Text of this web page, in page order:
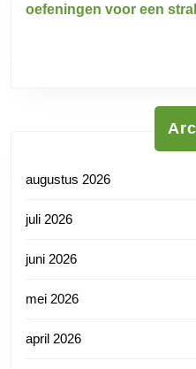
oefeningen voor een
augustus 2026
juli 2026
juni 2026
mei 2026
april 2026